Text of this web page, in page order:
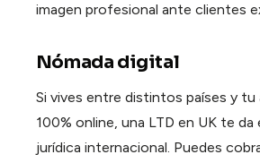
imagen profesional ante clientes
Nómada digital
Si vives entre distintos países y tu
100% online, una LTD en UK te da
jurídica internacional. Puedes